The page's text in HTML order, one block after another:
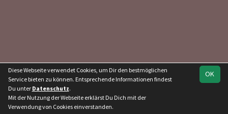
OK
Diese Webseite verwendet Cookies, um Dir den bestmöglichen
Service bieten zu können. Entsprechende Informationen findest
Du unter Datenschutz.
Mit der Nutzung der Webseite erklärst Du Dich mit der
Verwendung von Cookies einverstanden.